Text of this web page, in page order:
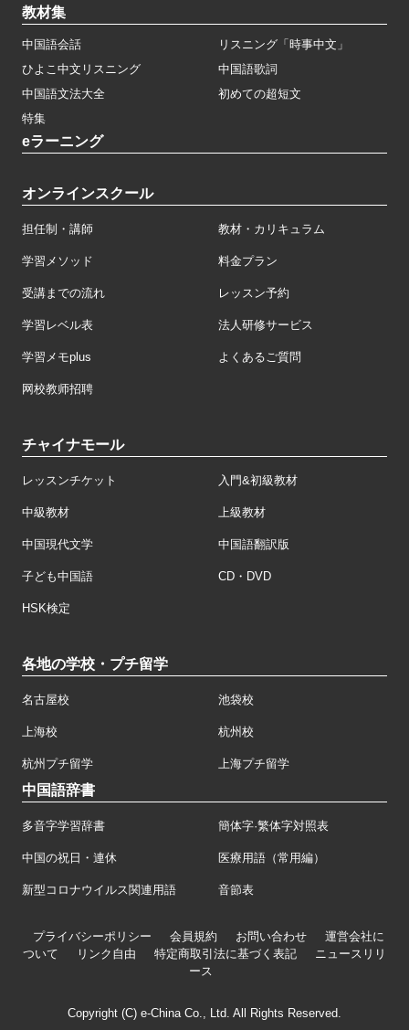
教材集
中国語会話
リスニング「時事中文」
ひよこ中文リスニング
中国語歌詞
中国語文法大全
初めての超短文
特集
eラーニング
オンラインスクール
担任制・講師 教材・カリキュラム
学習メソッド 料金プラン
受講までの流れ レッスン予約
学習レベル表 法人研修サービス
学習メモplus よくあるご質問
网校教师招聘
チャイナモール
レッスンチケット 入門&初級教材
中級教材 上級教材
中国現代文学 中国語翻訳版
子ども中国語 CD・DVD
HSK検定
各地の学校・プチ留学
名古屋校 池袋校
上海校 杭州校
杭州プチ留学 上海プチ留学
中国語辞書
多音字学習辞書 簡体字·繁体字対照表
中国の祝日・連休 医療用語（常用編）
新型コロナウイルス関連用語 音節表
プライバシーポリシー 会員規約 お問い合わせ
運営会社に
ついて
リンク自由 特定商取引法に基づく表記
ニュースリリ
ース
Copyright (C) e-China Co., Ltd. All Rights Reserved.